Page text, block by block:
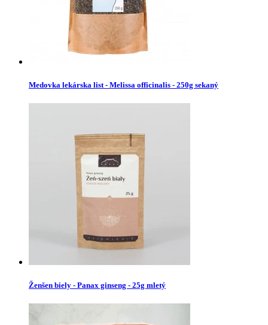
Medovka lekárska list - Melissa officinalis - 250g sekaný
Ženšen biely - Panax ginseng - 25g mletý